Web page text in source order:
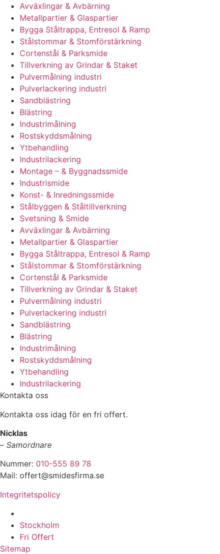
Avväxlingar & Avbärning
Metallpartier & Glaspartier
Bygga Ståltrappa, Entresol & Ramp
Stålstommar & Stomförstärkning
Cortenstål & Parksmide
Tillverkning av Grindar & Staket
Pulvermålning industri
Pulverlackering industri
Sandblästring
Blästring
Industrimålning
Rostskyddsmålning
Ytbehandling
Industrilackering
Montage – & Byggnadssmide
Industrismide
Konst- & Inredningssmide
Stålbyggen & Ståltillverkning
Svetsning & Smide
Avväxlingar & Avbärning
Metallpartier & Glaspartier
Bygga Ståltrappa, Entresol & Ramp
Stålstommar & Stomförstärkning
Cortenstål & Parksmide
Tillverkning av Grindar & Staket
Pulvermålning industri
Pulverlackering industri
Sandblästring
Blästring
Industrimålning
Rostskyddsmålning
Ytbehandling
Industrilackering
Kontakta oss
Kontakta oss idag för en fri offert.
Nicklas
– Samordnare
Nummer: 010-555 89 78
Mail: offert@smidesfirma.se
Integritetspolicy
Stockholm
Fri Offert
Sitemap